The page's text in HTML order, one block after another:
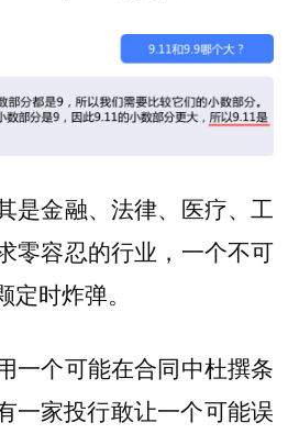
是金融、法律、医疗、工
零容忍的行业，一个不可
时炸弹。
一个可能在合同中杜撰条
一家投行敢让一个可能误